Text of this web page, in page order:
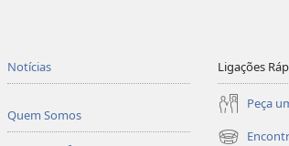
Notícias
Quem Somos
Ligações
Peça